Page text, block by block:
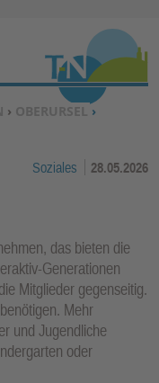
↓
› OBERURSEL ›
Soziales 28.05.2026
das bieten die
Generationen
Mitglieder gegenseitig.
Mehr
und Jugendliche
oder